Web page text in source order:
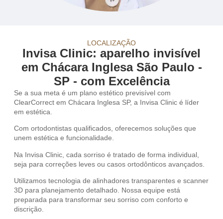
LOCALIZAÇÃO
Invisa Clinic: aparelho invisível
em Chácara Inglesa São Paulo -
SP - com Excelência
Se a sua meta é um plano estético previsível com
ClearCorrect em Chácara Inglesa SP, a Invisa Clinic é líder
em estética.
Com ortodontistas qualificados, oferecemos soluções que
unem estética e funcionalidade.
Na Invisa Clinic, cada sorriso é tratado de forma individual,
seja para correções leves ou casos ortodônticos avançados.
Utilizamos tecnologia de alinhadores transparentes e scanner
3D para planejamento detalhado. Nossa equipe está
preparada para transformar seu sorriso com conforto e
discrição.